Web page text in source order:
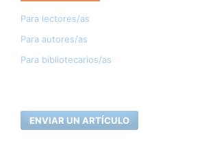
Para lectores/as
Para autores/as
Para bibliotecarios/as
ENVIAR UN ARTÍCULO